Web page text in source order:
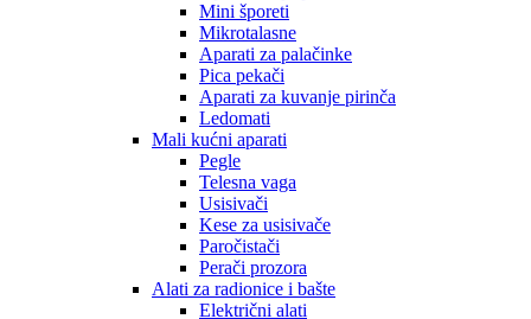
Mini šporeti
Mikrotalasne
Aparati za palačinke
Pica pekači
Aparati za kuvanje pirinča
Ledomati
Mali kućni aparati
Pegle
Telesna vaga
Usisivači
Kese za usisivače
Paročistači
Perači prozora
Alati za radionice i bašte
Električni alati